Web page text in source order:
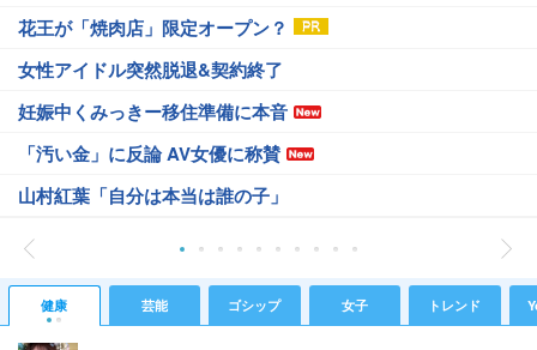
花王が「焼肉店」限定オープン？
女性アイドル突然脱退&契約終了
妊娠中くみっきー移住準備に本音
「汚い金」に反論 AV女優に称賛
山村紅葉「自分は本当は誰の子」
健康 芸能 ゴシップ 女子 トレンド